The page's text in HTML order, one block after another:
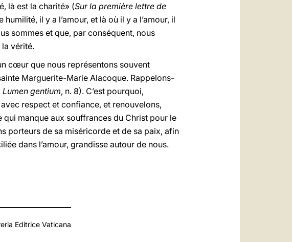
là est la charité» (Sur la première lettre de
il y a l’amour, et là où il y a l’amour, il
sommes et que, par conséquent, nous
vérité.
cœur que nous représentons souvent
Marguerite-Marie Alacoque. Rappelons-
Lumen gentium, n. 8). C’est pourquoi,
respect et confiance, et renouvelons,
qui manque aux souffrances du Christ pour le
porteurs de sa miséricorde et de sa paix, afin
dans l’amour, grandisse autour de nous.
Editrice Vaticana